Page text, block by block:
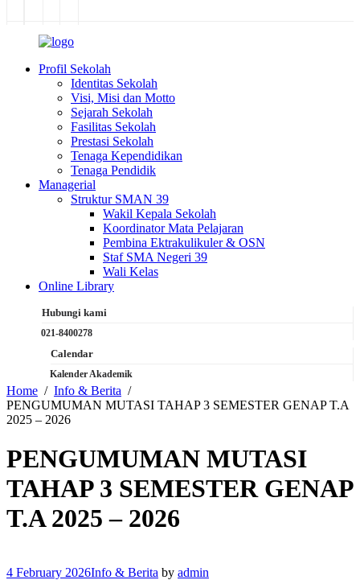
Profil Sekolah
Identitas Sekolah
Visi, Misi dan Motto
Sejarah Sekolah
Fasilitas Sekolah
Prestasi Sekolah
Tenaga Kependidikan
Tenaga Pendidik
Managerial
Struktur SMAN 39
Wakil Kepala Sekolah
Koordinator Mata Pelajaran
Pembina Ektrakulikuler & OSN
Staf SMA Negeri 39
Wali Kelas
Online Library
Hubungi kami
021-8400278
Calendar
Kalender Akademik
Home
Info & Berita
PENGUMUMAN MUTASI TAHAP 3 SEMESTER GENAP T.A
2025 – 2026
PENGUMUMAN MUTASI
TAHAP 3 SEMESTER GENAP
T.A 2025 – 2026
4 February 2026Info & Berita by admin